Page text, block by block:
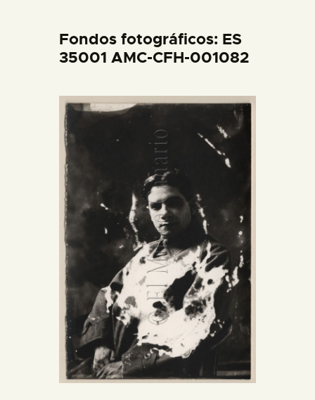
DIDÁCTICA
PREPARAR LA VISITA
ACTIVIDADES
█
EL MUSEO
COLECCIONES
DIDÁCTICA
ESPAÑOL
Fondos fotográficos: ES
35001 AMC-CFH-001082